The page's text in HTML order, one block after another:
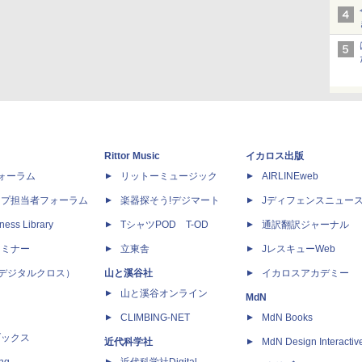
ーラム
担当者フォーラム
Library
ナー
ジタルクロス）
クス
Rittor Music
リットーミュージック
楽器探そう!デジマート
TシャツPOD T-OD
立東舎
山と溪谷社
山と溪谷オンライン
CLIMBING-NET
近代科学社
イカロス出版
AIRLINEweb
Jディフェンスニュー
通訳翻訳ジャーナル
JレスキューWeb
イカロスアカデミー
MdN
MdN Books
MdN Design